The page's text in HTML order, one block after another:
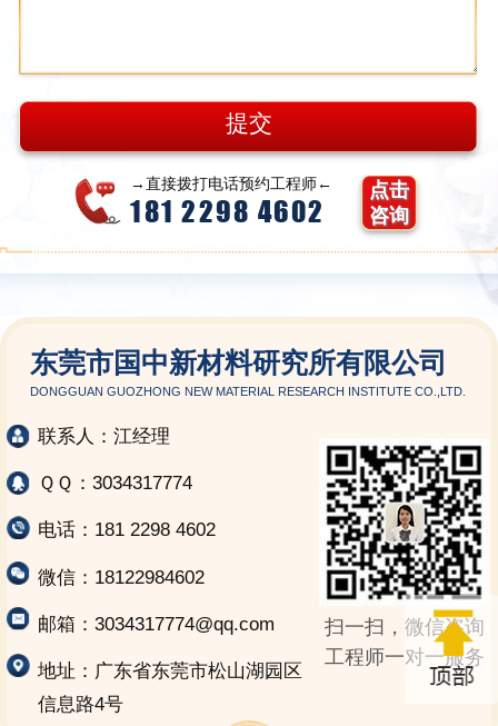
→直接拨打电话预约工程师←
181 2298 4602
点击
咨询
东莞市国中新材料研究所有限公司
DONGGUAN GUOZHONG NEW MATERIAL RESEARCH INSTITUTE CO.,LTD.
联系人：江经理
ＱＱ：3034317774
电话：181 2298 4602
微信：18122984602
邮箱：3034317774@qq.com
地址：广东省东莞市松山湖园区
信息路4号
扫一扫，微信咨询
工程师一对一服务